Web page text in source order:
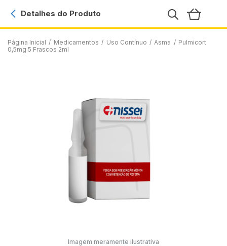
Página Inicial / Medicamentos / Uso Contínuo / Asma / Pulmicort
0,5mg 5 Frascos 2ml
Detalhes do Produto
Imagem meramente ilustrativa